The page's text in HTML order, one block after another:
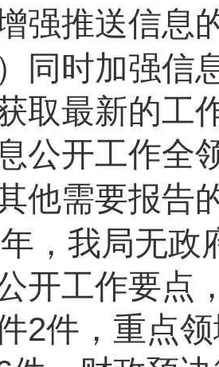
强推送信息
同时加强信
取最新的工
公开工作全
他需要报告
年，我局无政
开工作要点
2件，重点